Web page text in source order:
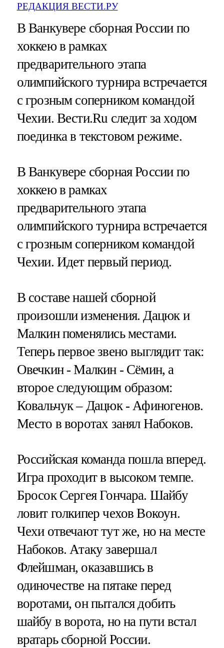
РЕДАКЦИЯ ВЕСТИ.РУ
В Ванкувере сборная России по
хоккею в рамках
предварительного этапа
олимпийского турнира встречается
с грозным соперником командой
Чехии. Вести.Ru следит за ходом
поединка в текстовом режиме.
В Ванкувере сборная России по
хоккею в рамках
предварительного этапа
олимпийского турнира встречается
с грозным соперником командой
Чехии. Идет первый период.
В составе нашей сборной
произошли изменения. Дацюк и
Малкин поменялись местами.
Теперь первое звено выглядит так:
Овечкин - Малкин - Сёмин, а
второе следующим образом:
Ковальчук – Дацюк - Афиногенов.
Место в воротах занял Набоков.
Российская команда пошла вперед.
Игра проходит в высоком темпе.
Бросок Сергея Гончара. Шайбу
ловит голкипер чехов Вокоун.
Чехи отвечают тут же, но на месте
Набоков. Атаку завершал
Флейшман, оказавшись в
одиночестве на пятаке перед
воротами, он пытался добить
шайбу в ворота, но на пути встал
вратарь сборной России.